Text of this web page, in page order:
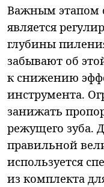
Важным этапом
является
глубины
забывают об
к снижению
инструмента.
занижать
режущего зуба.
правильной
используется
из комплекта